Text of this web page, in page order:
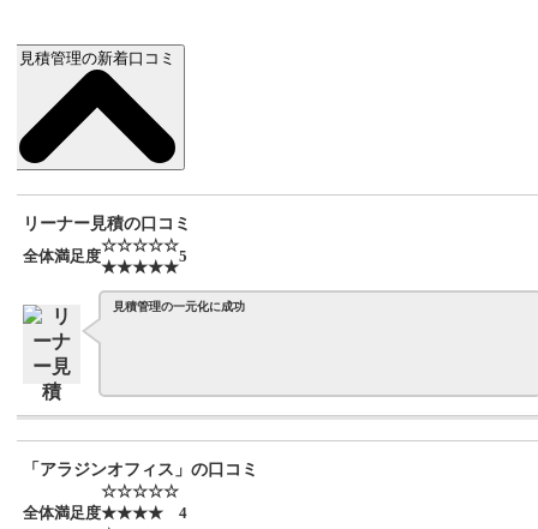
見積管理の新着口コミ
リーナー見積の口コミ
全体満足度
☆☆☆☆☆
★★★★★
5
見積管理の一元化に成功
「アラジンオフィス」の口コミ
全体満足度
☆☆☆☆☆
★★★★
4